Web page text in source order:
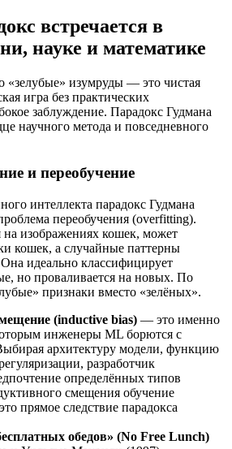
встречается в
науке и математике
«зелубые» изумруды — это чистая
игра без практических
заблуждение. Парадокс Гудмана
научного метода и повседневного
и переобучение
интеллекта парадокс Гудмана
переобучения (overfitting).
на изображениях кошек, может
кошек, а случайные паттерны
идеально классифицирует
но проваливается на новых. По
признаки вместо «зелёных».
(inductive bias) — это именно
инженеры ML борются с
архитектуру модели, функцию
разработчик
определённых типов
смещения обучение
прямое следствие парадокса
обедов» (No Free Lunch)